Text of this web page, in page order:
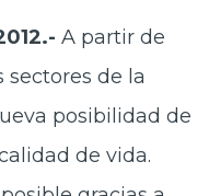
A partir de
sectores de la
posibilidad de
de vida.